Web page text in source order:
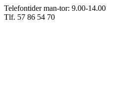
Telefontider man-tor: 9.00-14.00
Tlf. 57 86 54 70